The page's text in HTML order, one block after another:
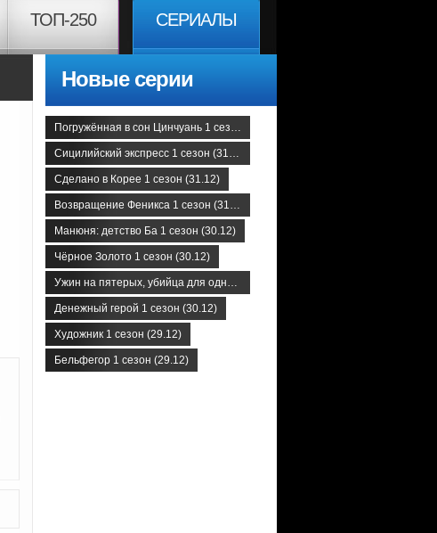
ТОП-250 СЕРИАЛЫ
Новые серии
Погружённая в сон Цинчуань 1 сезон (31.12)
Сицилийский экспресс 1 сезон (31.12)
Сделано в Корее 1 сезон (31.12)
Возвращение Феникса 1 сезон (31.12)
Манюня: детство Ба 1 сезон (30.12)
Чёрное Золото 1 сезон (30.12)
Ужин на пятерых, убийца для одного 1 сезон (30.12)
Денежный герой 1 сезон (30.12)
Художник 1 сезон (29.12)
Бельфегор 1 сезон (29.12)